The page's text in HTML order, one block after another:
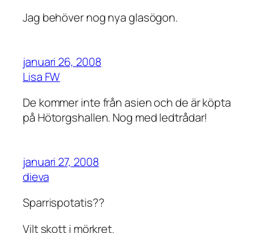
Jag behöver nog nya glasögon.
januari 26, 2008
Lisa FW
De kommer inte från asien och de är köpta
på Hötorgshallen. Nog med ledtrådar!
januari 27, 2008
dieva
Sparrispotatis??
Vilt skott i mörkret.